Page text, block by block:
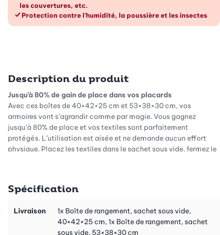
les couvertures, etc.
Protection contre l’humidité, la poussière et les insectes
Description du produit
Jusqu’à 80% de gain de place dans vos placards
Avec ces boîtes de 40×42×25 cm et 53×38×30 cm, vos
armoires vont s’agrandir comme par magie. Vous gagnez
jusqu’à 80% de place et vos textiles sont parfaitement
protégés. L’utilisation est aisée et ne demande aucun effort
physique. Placez les textiles dans le sachet sous vide, fermez le
Rangez facilement vos textiles volumineux (pulls, vestes d’hiver,
permet de gagner jusqu’à 80% d’espace. Ce système protège
vos vêtements contre l’humidité, la poussière, les insectes et les
moisissures. Ces boîtes empilables vous aident à gagner de
Spécification
Livraison
1x Boîte de rangement, sachet sous vide,
40×42×25 cm, 1x Boîte de rangement, sachet
sous vide, 53×38×30 cm